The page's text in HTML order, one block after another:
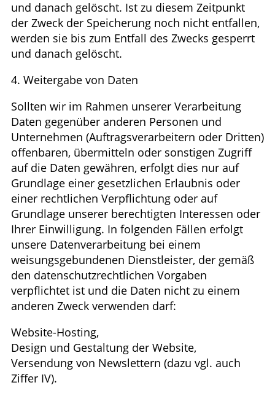
und danach gelöscht. Ist zu diesem Zeitpunkt
der Zweck der Speicherung noch nicht entfallen,
werden sie bis zum Entfall des Zwecks gesperrt
und danach gelöscht.
4. Weitergabe von Daten
Sollten wir im Rahmen unserer Verarbeitung
Daten gegenüber anderen Personen und
Unternehmen (Auftragsverarbeitern oder Dritten)
offenbaren, übermitteln oder sonstigen Zugriff
auf die Daten gewähren, erfolgt dies nur auf
Grundlage einer gesetzlichen Erlaubnis oder
einer rechtlichen Verpflichtung oder auf
Grundlage unserer berechtigten Interessen oder
Ihrer Einwilligung. In folgenden Fällen erfolgt
unsere Datenverarbeitung bei einem
weisungsgebundenen Dienstleister, der gemäß
den datenschutzrechtlichen Vorgaben
verpflichtet ist und die Daten nicht zu einem
anderen Zweck verwenden darf:
Website-Hosting,
Design und Gestaltung der Website,
Versendung von Newslettern (dazu vgl. auch
Ziffer IV).